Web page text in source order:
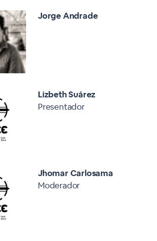
Jorge Andrade
Lizbeth Suárez
Presentador
Jhomar Carlosama
Moderador